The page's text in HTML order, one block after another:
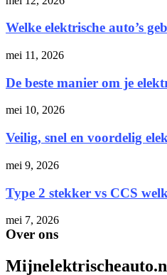
Welke elektrische auto’s
mei 11, 2026
De beste manier om je
mei 10, 2026
Veilig, snel en voordelig
mei 9, 2026
Type 2 stekker vs CCS
mei 7, 2026
Over ons